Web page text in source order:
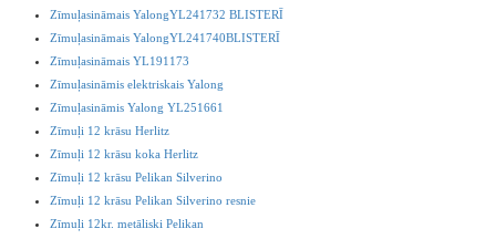
Zīmuļasināmais YalongYL241732 BLISTERĪ
Zīmuļasināmais YalongYL241740BLISTERĪ
Zīmuļasināmais YL191173
Zīmuļasināmis elektriskais Yalong
Zīmuļasināmis Yalong YL251661
Zīmuļi 12 krāsu Herlitz
Zīmuļi 12 krāsu koka Herlitz
Zīmuļi 12 krāsu Pelikan Silverino
Zīmuļi 12 krāsu Pelikan Silverino resnie
Zīmuļi 12kr. metāliski Pelikan